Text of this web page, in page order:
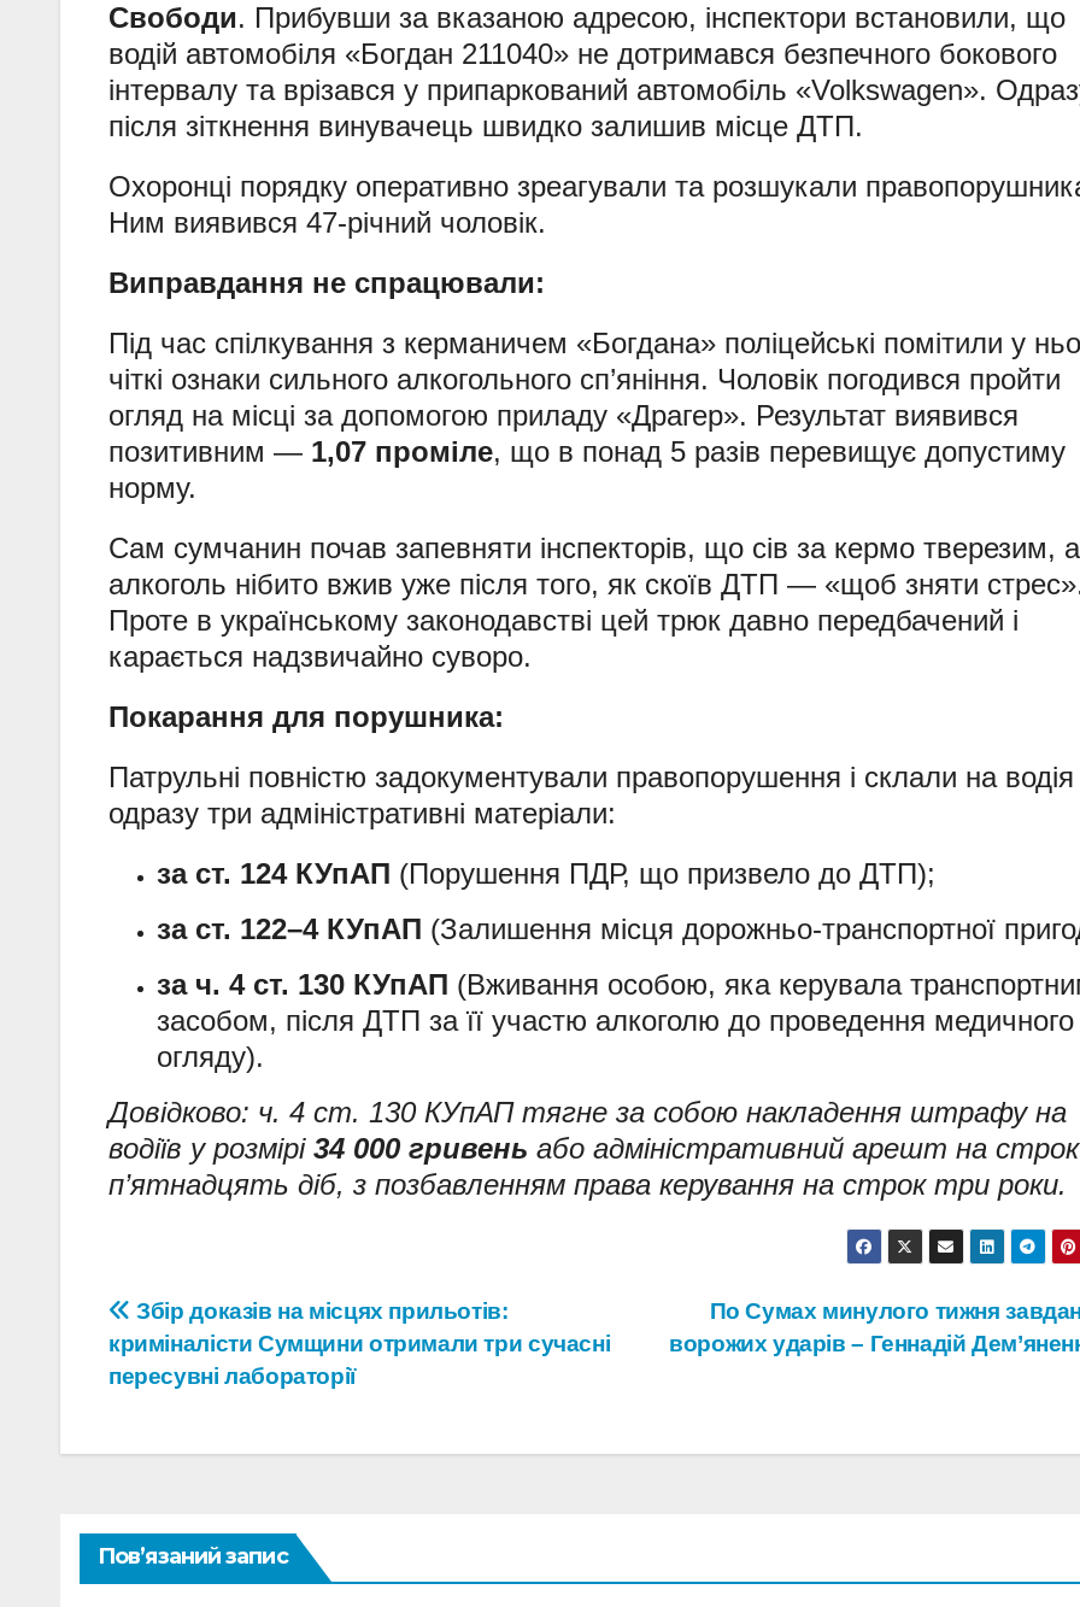
Свободи. Прибувши за вказаною адресою, інспектори встановили, що
водій автомобіля «Богдан 211040» не дотримався безпечного бокового
інтервалу та врізався у припаркований автомобіль «Volkswagen».
після зіткнення винувачець швидко залишив місце ДТП.
Охоронці порядку оперативно зреагували та розшукали
Ним виявився 47-річний чоловік.
Виправдання не спрацювали:
Під час спілкування з керманичем «Богдана» поліцейські помітили у
чіткі ознаки сильного алкогольного сп’яніння. Чоловік погодився пройти
огляд на місці за допомогою приладу «Драгер». Результат виявився
позитивним — 1,07 проміле, що в понад 5 разів перевищує допустиму
норму.
Сам сумчанин почав запевняти інспекторів, що сів за кермо тверезим, а
алкоголь нібито вжив уже після того, як скоїв ДТП — «щоб зняти
Проте в українському законодавстві цей трюк давно передбачений і
карається надзвичайно суворо.
Покарання для порушника:
Патрульні повністю задокументували правопорушення і склали на водія
одразу три адміністративні матеріали:
за ст. 124 КУпАП (Порушення ПДР, що призвело до ДТП);
за ст. 122–4 КУпАП (Залишення місця дорожньо-транспортної
за ч. 4 ст. 130 КУпАП (Вживання особою, яка керувала
засобом, після ДТП за її участю алкоголю до проведення медичного
огляду).
Довідково: ч. 4 ст. 130 КУпАП тягне за собою накладення штрафу на
водіїв у розмірі 34 000 гривень або адміністративний арешт на строк
п’ятнадцять діб, з позбавленням права керування на строк три роки.
Навігація
записів
По Сумах минулого тижня
ворожих ударів – Геннадій
Збір доказів на місцях прильотів:
криміналісти Сумщини отримали три сучасні
пересувні лабораторії
Пов’язаний запис